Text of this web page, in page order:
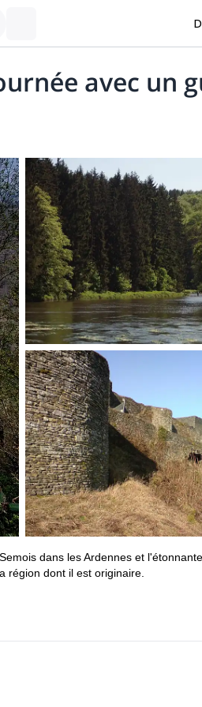
avec un
dans les Ardennes et l'étonnante
région dont il est originaire.